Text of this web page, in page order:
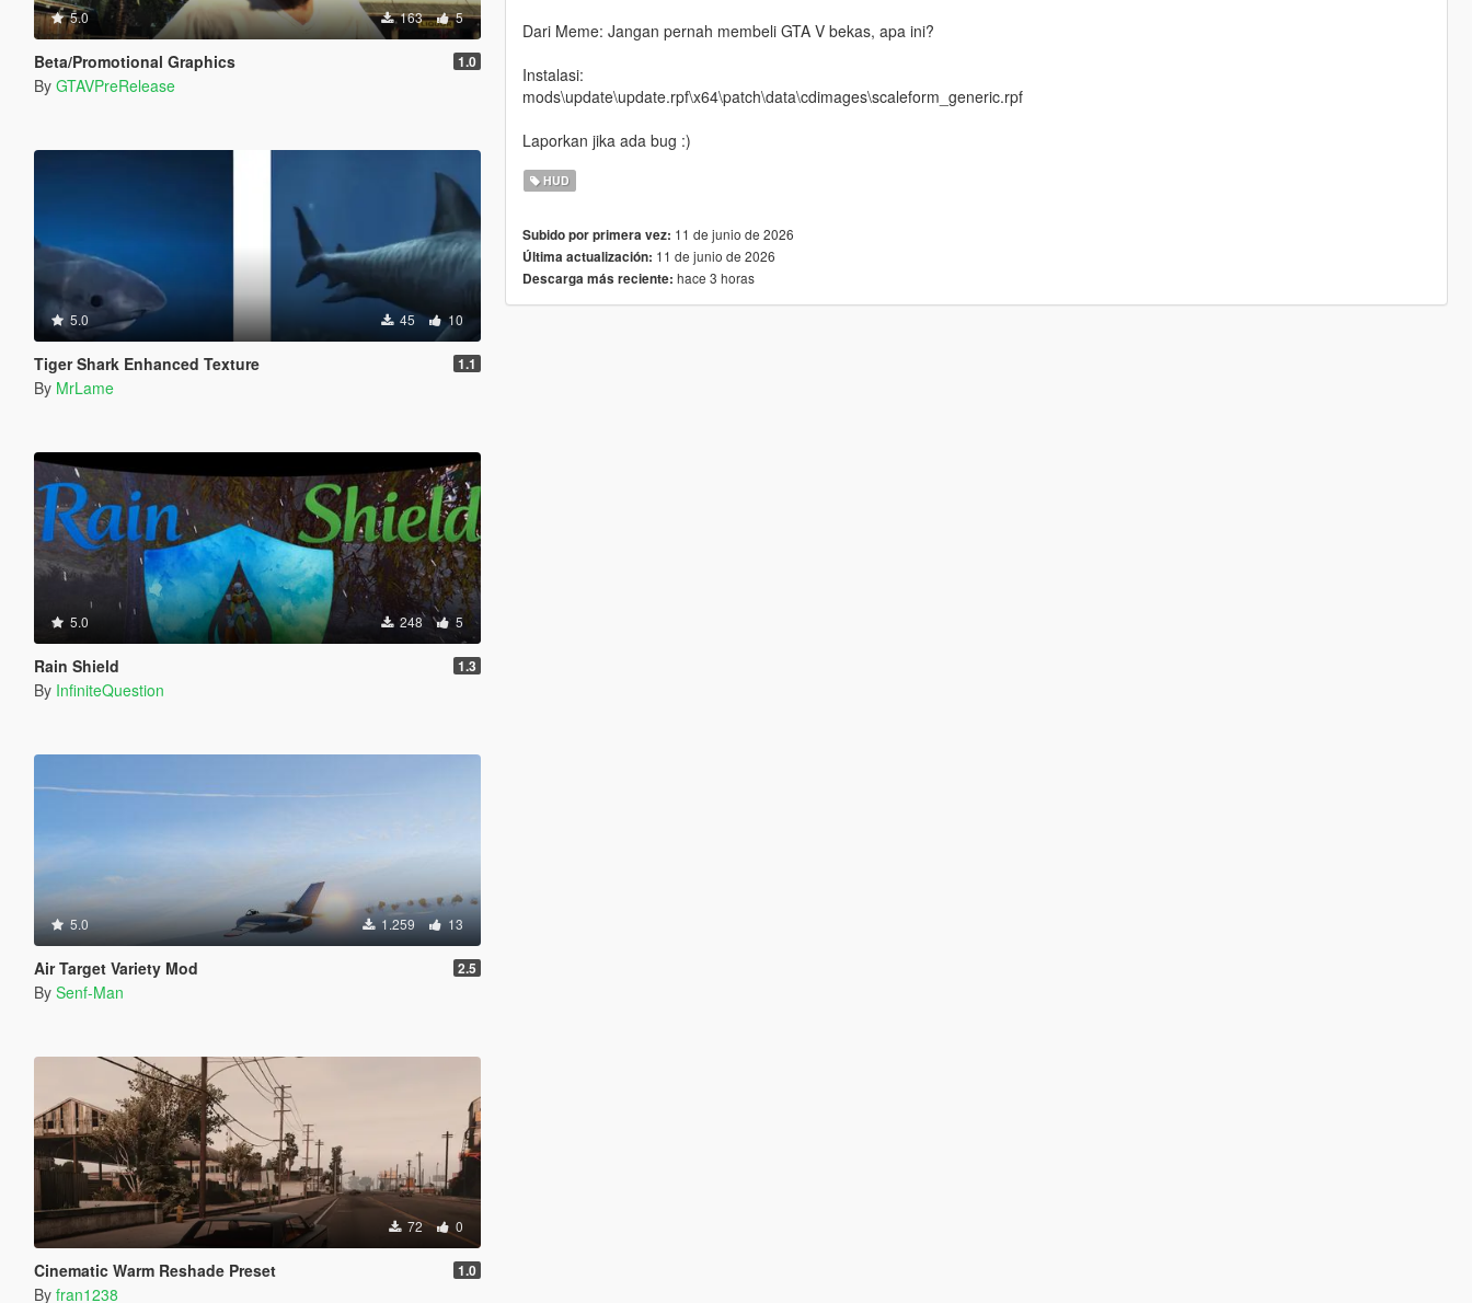
5.0 163 5
Beta/Promotional Graphics 1.0
By GTAVPreRelease
5.0 45 10
Tiger Shark Enhanced Texture 1.1
By MrLame
5.0 248 5
Rain Shield 1.3
By InfiniteQuestion
5.0 1.259 13
Air Target Variety Mod 2.5
By Senf-Man
72 0
Cinematic Warm Reshade Preset 1.0
By fran1238
Dari Meme: Jangan pernah membeli GTA V bekas, apa ini?
Instalasi:
mods\update\update.rpf\x64\patch\data\cdimages\scaleform_generic.rpf
Laporkan jika ada bug :)
HUD
Subido por primera vez: 11 de junio de 2026
Última actualización: 11 de junio de 2026
Descarga más reciente: hace 3 horas